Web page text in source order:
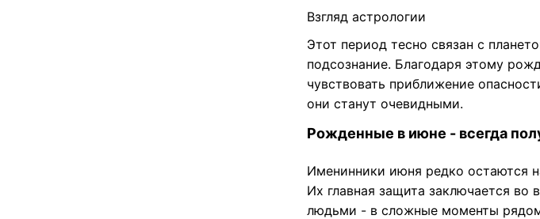
Взгляд астрологии
Этот период тесно связан с
подсознание. Благодаря этому
чувствовать приближение
они станут очевидными.
Рожденные в июне - всегда
Именинники июня редко остаются
Их главная защита заключается во
людьми - в сложные моменты